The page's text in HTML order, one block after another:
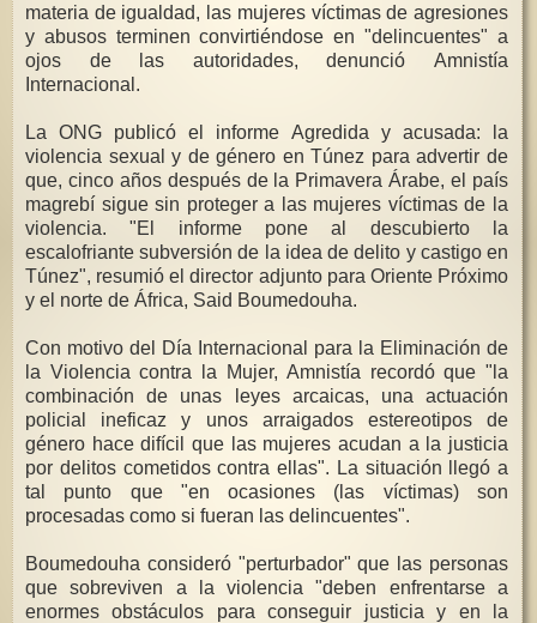
materia de igualdad, las mujeres víctimas de agresiones
y abusos terminen convirtiéndose en "delincuentes" a
ojos de las autoridades, denunció Amnistía
Internacional.
La ONG publicó el informe Agredida y acusada: la
violencia sexual y de género en Túnez para advertir de
que, cinco años después de la Primavera Árabe, el país
magrebí sigue sin proteger a las mujeres víctimas de la
violencia. "El informe pone al descubierto la
escalofriante subversión de la idea de delito y castigo en
Túnez", resumió el director adjunto para Oriente Próximo
y el norte de África, Said Boumedouha.
Con motivo del Día Internacional para la Eliminación de
la Violencia contra la Mujer, Amnistía recordó que "la
combinación de unas leyes arcaicas, una actuación
policial ineficaz y unos arraigados estereotipos de
género hace difícil que las mujeres acudan a la justicia
por delitos cometidos contra ellas". La situación llegó a
tal punto que "en ocasiones (las víctimas) son
procesadas como si fueran las delincuentes".
Boumedouha consideró "perturbador" que las personas
que sobreviven a la violencia "deben enfrentarse a
enormes obstáculos para conseguir justicia y en la